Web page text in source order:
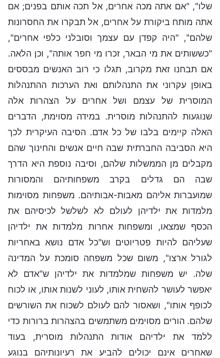
שלו", "אם אתה מכה אחרים, אל תכה אותם בפנים; אם
אתה מותח ביקורת על אחרים, אל תבקרו את החסרונות
שלהם", "היה קפדן עם עצמך וסובלני כלפי אחרים",
"כששותים את מי הבאר, זכרו מי חפר אותה", וכן הלאה.
אם תבחנו זאת מקרוב, תגלו כי רוב האנשים מבססים
באופן עקרוני את התנהלותם ואת הערכות ההתנהלות
המוסרית של עצמם ושל אחרים על הצהרות אלה
שנוגעות להתנהלות מוסרית. במידה מסוימת, הדברים
האלה קיימים בלבו של כל אדם. הסיבה העיקרית לכך
היא הסביבה החברתית שבה חיים אנשים והחינוך שהם
מקבלים מן הממשלות שלהם, וסיבה נוספת היא הדרך
שבה הם גדלים בקרב משפחותיהם והמסורות
שמועברות אליהם מאבות-אבותיהם. משפחות מסוימות
מלמדות את ילדיהן לעולם לא לשלשל לכיסיהם את
הכסף שמצאו, ומשפחות אחרות מלמדות את ילדיהן
שעליהם להיות פטריוטים וש"כל אדם נושא באחריות
לגורל ארצו", משום שכל משפחה סומכת על המדינה
שלה. יש משפחות שמלמדות את ילדיהן ש"אדם לא
יאפשר לעושר להשחית אותו, לעוני לשנות אותו, או לכוח
לכופף אותו", ושאסור להם לעולם לשכוח את השורשים
שלהם. הורים מסוימים משתמשים בהצהרות ברורות כדי
ללמד את ילדיהם אודות התנהלות מוסרית, בעוד
שאחרים אינם יכולים להביע את רעיונותיהם בנוגע